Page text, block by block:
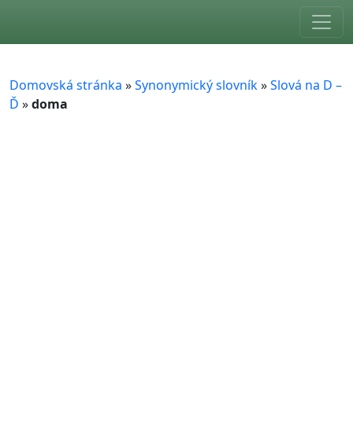
Domovská stránka »Synonymický slovník»Slová na D –
Ď »doma